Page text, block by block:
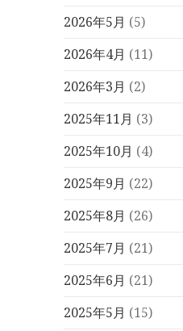
2026年5月 (5)
2026年4月 (11)
2026年3月 (2)
2025年11月 (3)
2025年10月 (4)
2025年9月 (22)
2025年8月 (26)
2025年7月 (21)
2025年6月 (21)
2025年5月 (15)